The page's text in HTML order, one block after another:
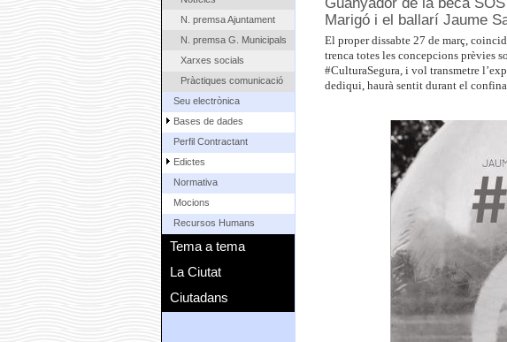
N. premsa Ajuntament
N. premsa G. Municipals
Xarxes socials
Pràctiques comunicació
Seu electrònica
Bases de dades
Perfil Contractant
Edictes
Normativa
Mocions
Recursos Humans
Tema a tema
La Ciutat
Ciutadans
Marigó i el ballarí Jaume
El proper dissabte 27 de març,
trenca totes les concepcions prèvies
#CulturaSegura, i vol transmetre
dediqui, haurà sentit durant el